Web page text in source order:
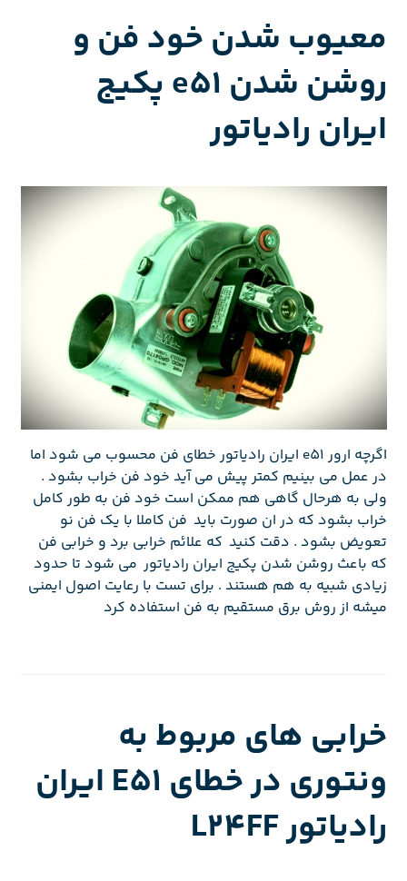
معیوب شدن خود فن و
روشن شدن e51 پکیج
ایران رادیاتور
اگرچه ارور e51 ایران رادیاتور خطای فن محسوب می شود اما
در عمل می بینیم کمتر پیش می آید خود فن خراب بشود .
ولی به هرحال گاهی هم ممکن است خود فن به طور کامل
خراب بشود که در ان صورت باید فن کاملا با یک فن نو
تعویض بشود . دقت کنید که علائم خرابی برد و خرابی فن
که باعث روشن شدن پکیج ایران رادیاتور می شود تا حدود
زیادی شبیه به هم هستند . برای تست با رعایت اصول ایمنی
میشه از روش برق مستقیم به فن استفاده کرد
خرابی های مربوط به
ونتوری در خطای E51 ایران
رادیاتور L24FF